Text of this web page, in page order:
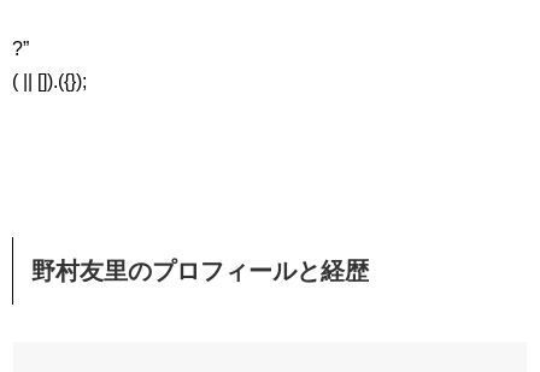
?”
( || []).({});
野村友里のプロフィールと経歴